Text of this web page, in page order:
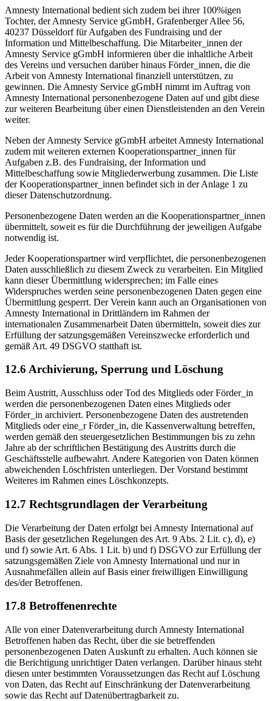
Amnesty International bedient sich zudem bei ihrer 100%igen
Tochter, der Amnesty Service gGmbH, Grafenberger Allee 56,
40237 Düsseldorf für Aufgaben des Fundraising und der
Information und Mittelbeschaffung. Die Mitarbeiter_innen der
Amnesty Service gGmbH informieren über die inhaltliche Arbeit
des Vereins und versuchen darüber hinaus Förder_innen, die die
Arbeit von Amnesty International finanziell unterstützen, zu
gewinnen. Die Amnesty Service gGmbH nimmt im Auftrag von
Amnesty International personenbezogene Daten auf und gibt diese
zur weiteren Bearbeitung über einen Dienstleistenden an den Verein
weiter.
Neben der Amnesty Service gGmbH arbeitet Amnesty International
zudem mit weiteren externen Kooperationspartner_innen für
Aufgaben z.B. des Fundraising, der Information und
Mittelbeschaffung sowie Mitgliederwerbung zusammen. Die Liste
der Kooperationspartner_innen befindet sich in der Anlage 1 zu
dieser Datenschutzordnung.
Personenbezogene Daten werden an die Kooperationspartner_innen
übermittelt, soweit es für die Durchführung der jeweiligen Aufgabe
notwendig ist.
Jeder Kooperationspartner wird verpflichtet, die personenbezogenen
Daten ausschließlich zu diesem Zweck zu verarbeiten. Ein Mitglied
kann dieser Übermittlung widersprechen; im Falle eines
Widerspruches werden seine personenbezogenen Daten gegen eine
Übermittlung gesperrt. Der Verein kann auch an Organisationen von
Amnesty International in Drittländern im Rahmen der
internationalen Zusammenarbeit Daten übermitteln, soweit dies zur
Erfüllung der satzungsgemäßen Vereinszwecke erforderlich und
gemäß Art. 49 DSGVO statthaft ist.
12.6 Archivierung, Sperrung und Löschung
Beim Austritt, Ausschluss oder Tod des Mitglieds oder Förder_in
werden die personenbezogenen Daten eines Mitglieds oder
Förder_in archiviert. Personenbezogene Daten des austretenden
Mitglieds oder eine_r Förder_in, die Kassenverwaltung betreffen,
werden gemäß den steuergesetzlichen Bestimmungen bis zu zehn
Jahre ab der schriftlichen Bestätigung des Austritts durch die
Geschäftsstelle aufbewahrt. Andere Kategorien von Daten können
abweichenden Löschfristen unterliegen. Der Vorstand bestimmt
Weiteres im Rahmen eines Löschkonzepts.
12.7 Rechtsgrundlagen der Verarbeitung
Die Verarbeitung der Daten erfolgt bei Amnesty International auf
Basis der gesetzlichen Regelungen des Art. 9 Abs. 2 Lit. c), d), e)
und f) sowie Art. 6 Abs. 1 Lit. b) und f) DSGVO zur Erfüllung der
satzungsgemäßen Ziele von Amnesty International und nur in
Ausnahmefällen allein auf Basis einer freiwilligen Einwilligung
des/der Betroffenen.
17.8 Betroffenenrechte
Alle von einer Datenverarbeitung durch Amnesty International
Betroffenen haben das Recht, über die sie betreffenden
personenbezogenen Daten Auskunft zu erhalten. Auch können sie
die Berichtigung unrichtiger Daten verlangen. Darüber hinaus steht
diesen unter bestimmten Voraussetzungen das Recht auf Löschung
von Daten, das Recht auf Einschränkung der Datenverarbeitung
sowie das Recht auf Datenübertragbarkeit zu.